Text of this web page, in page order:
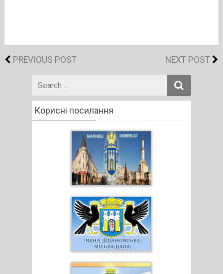
PREVIOUS POST NEXT POST
for
Корисні посилання